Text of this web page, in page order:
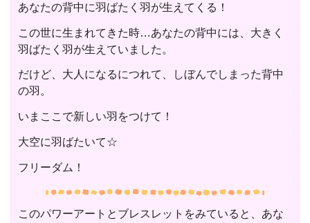
あなたの背中に羽ばたく羽が生えてくる！
この世に生まれてきた時…あなたの背中には、大きく
羽ばたく羽が生えていました。
だけど、大人になるにつれて、しぼんでしまった背中
の羽。
いまここで新しい羽をつけて！
大空に羽ばたいて☆
フリーダム！
このパワーアートとブレスレットをみていると、あな